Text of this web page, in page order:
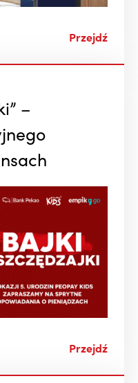
Przejdź
–
Przejdź